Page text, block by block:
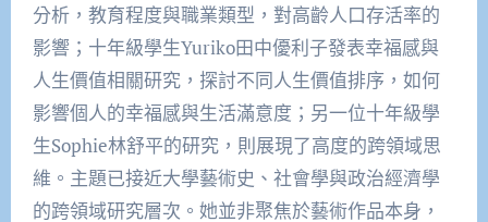
分析，教育程度與職業類型，對高齡人口存活率的
影響；十年級學生Yuriko田中優利子發表幸福感與
人生價值相關研究，探討不同人生價值排序，如何
影響個人的幸福感與生活滿意度；另一位十年級學
生Sophie林舒平的研究，則展現了高度的跨領域思
維。主題已接近大學藝術史、社會學與政治經濟學
的跨領域研究層次。她並非聚焦於藝術作品本身，